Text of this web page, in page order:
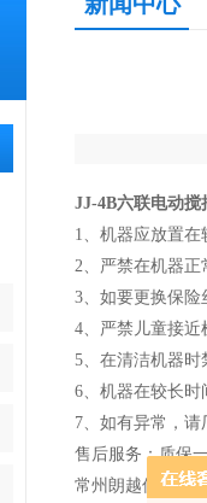
JJ-4B六联电动搅
1、 机器应放置在
2、 严禁在机器正
3、 如要更换保险
4、 严禁儿童接近
5、在清洁机器时
6、 机器在较长时
7、如有异常，请
售后服务：质保
常州朗越仪器制